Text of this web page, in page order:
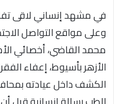
في مشهد إنساني لاقى
وعلى مواقع التواصل
محمد القاضي، أخصائي
الأزهر بأسيوط، إعفاء
الكشف داخل عيادته